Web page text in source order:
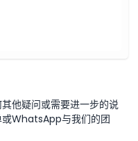
他疑问或需要进一步的说
或WhatsApp与我们的团